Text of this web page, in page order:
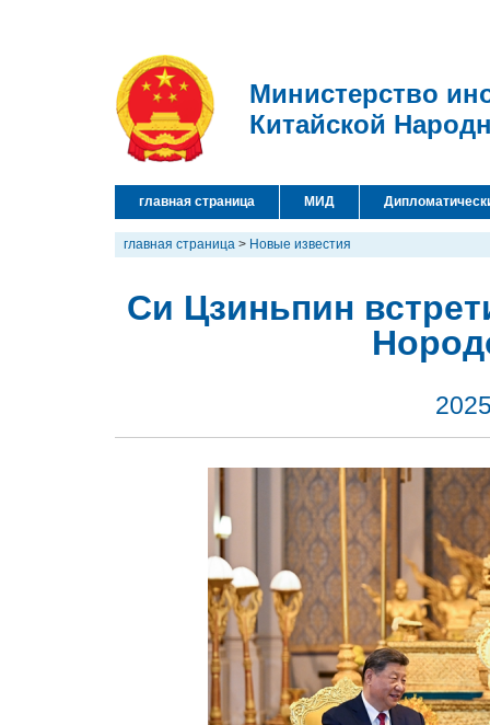
Министерство
Китайской
главная страница МИД
главная страница > Новые известия
Си Цзиньпин